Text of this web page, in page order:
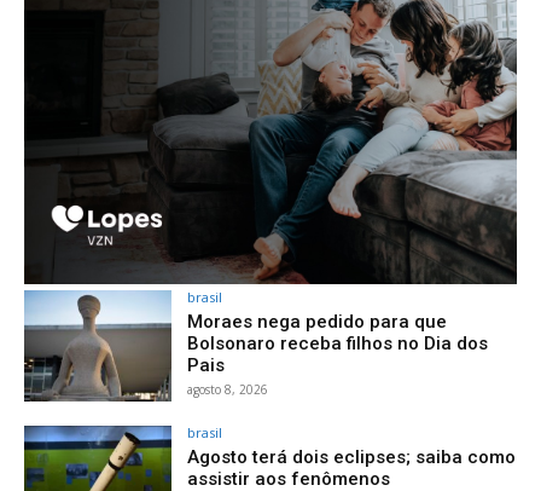
brasil
Moraes nega pedido para que
Bolsonaro receba filhos no Dia dos
Pais
agosto 8, 2026
brasil
Agosto terá dois eclipses; saiba como
assistir aos fenômenos